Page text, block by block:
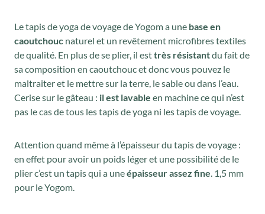
l
é
t
a
i
t
:
7
4
,
e
s
t
:
5
,
8
0
Le tapis de yoga de voyage de Yogom a une base en
caoutchouc naturel et un revêtement microfibres textiles
de qualité. En plus de se plier, il esttrès résistantdu fait de
sa composition en caoutchouc et donc vous pouvez le
maltraiter et le mettre sur la terre, le sable ou dans l’eau.
Cerise sur le gâteau : il est lavable en machine ce qui n’est
pas le cas de tous les tapis de yoga ni les tapis de voyage.
Attention quand même à l’épaisseurdu tapis de voyage :
en effet pour avoir un poids léger et une possibilité de le
plier c’est un tapis qui a uneépaisseur assez fine. 1,5 mm
pour le Yogom.